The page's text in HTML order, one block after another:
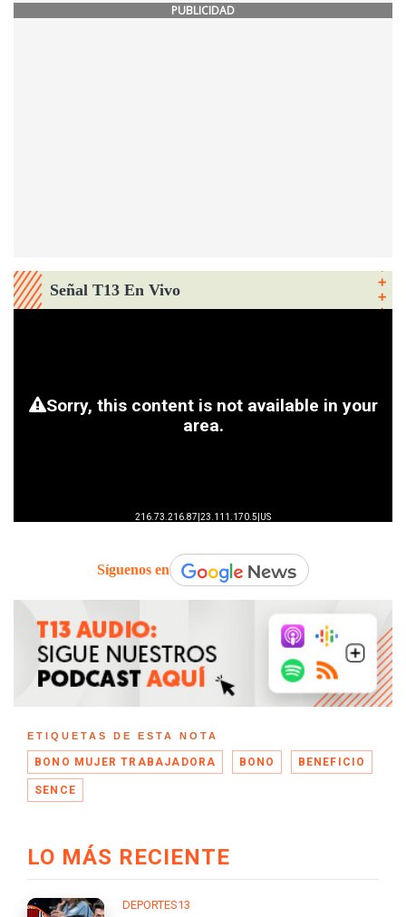
PUBLICIDAD
Señal T13 En Vivo
Síguenos en
ETIQUETAS DE ESTA NOTA
BONO MUJER TRABAJADORA BONO BENEFICIO
SENCE
LO MÁS RECIENTE
DEPORTES13